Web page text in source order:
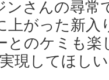
ンさんの尋常
上がった新入
とのケミも楽
現してほし